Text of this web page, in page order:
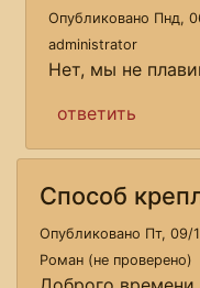
Опубликовано Пнд,
administrator
Нет, мы не
ответить
Способ
Опубликовано Пт, 09/
Роман (не проверено)